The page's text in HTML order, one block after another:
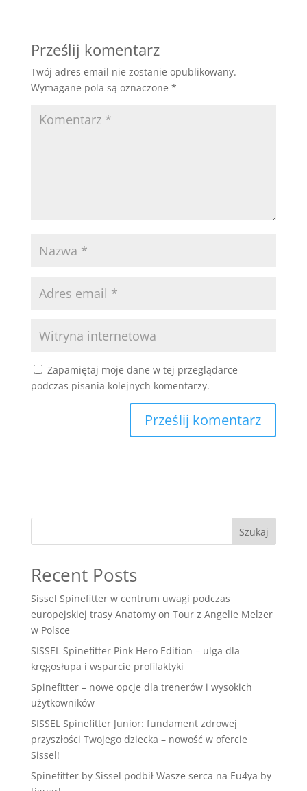
Prześlij komentarz
Twój adres email nie zostanie opublikowany.
Wymagane pola są oznaczone *
Zapamiętaj moje dane w tej przeglądarce
podczas pisania kolejnych komentarzy.
Szukaj
Recent Posts
Sissel Spinefitter w centrum uwagi podczas
europejskiej trasy Anatomy on Tour z Angelie Melzer
w Polsce
SISSEL Spinefitter Pink Hero Edition – ulga dla
kręgosłupa i wsparcie profilaktyki
Spinefitter – nowe opcje dla trenerów i wysokich
użytkowników
SISSEL Spinefitter Junior: fundament zdrowej
przyszłości Twojego dziecka – nowość w ofercie
Sissel!
Spinefitter by Sissel podbił Wasze serca na Eu4ya by